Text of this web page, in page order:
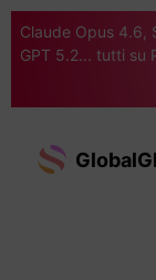
Claude Opus 4.6,
GPT 5.2... tutti su